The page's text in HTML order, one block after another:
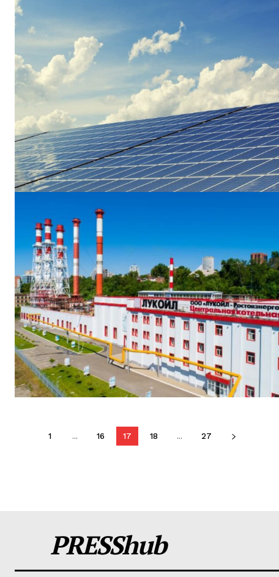
1 ... 16 17 18 ... 27
PRESShub